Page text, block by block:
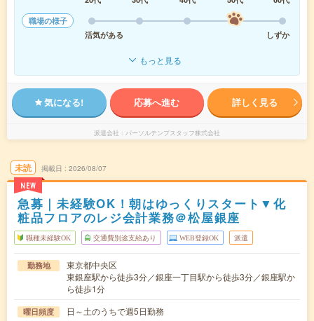
職場の様子
活気がある
しずか
もっと見る
気になる! 応募へ進む 詳しく見る
派遣会社 パーソルテンプスタッフ株式会社
未読
NEW
掲載日 2026/08/07
急募｜未経験OK！朝はゆっくりスタート▼化
粧品フロアのレジ会計業務＠松屋銀座
職種未経験OK 交通費別途支給あり WEB登録OK 派遣
勤務地
東京都中央区
東銀座駅から徒歩3分／銀座一丁目駅から徒歩3分／銀座駅か
ら徒歩1分
曜日頻度 日～土のうちで週5日勤務